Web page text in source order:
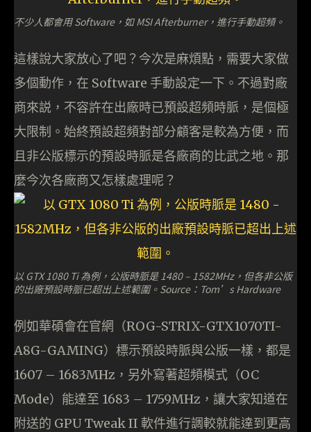
不少人都會用 Software，如 MSI Afterburner，進行手動超頻。
這樣說大家放心了吧？今次是麻煩點，需要大家做
多個動作，在 Software 手動設定一下。不過對廠
商來説，不容許在出廠時已預設超頻時脈，是個極
大限制。始終預設超頻對部分顧客是較為方便，而
且非公版標示的預設時脈是各廠商的比武之地。那
麼今次各廠商又怎樣處理呢？
以 GTX 1080 Ti 為例，公版時脈是 1480 – 1582MHz，但各非公版
的出廠預設時脈已超出上述範圍。Source：Tom’s Hardware
例如華碩會在官網（ROG-STRIX-GTX1070TI-
A8G-GAMING）標示預設時脈與公版一樣，都是
1607 – 1683MHz，另外寫著超頻模式（OC
Mode）能達至 1683 – 1759MHz，讓大家知道在
附送的 GPU Tweak II 軟件進行調較就能達到更高